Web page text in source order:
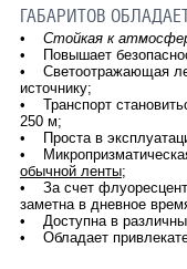
ГАБАРИТОВ
• Стойкая к
• Повышает
• Светоотражающая
источнику;
• Транспорт
250 м;
• Проста в
•
обычной ленты;
• За счет
заметна в дневное
• Доступна в
• Обладает